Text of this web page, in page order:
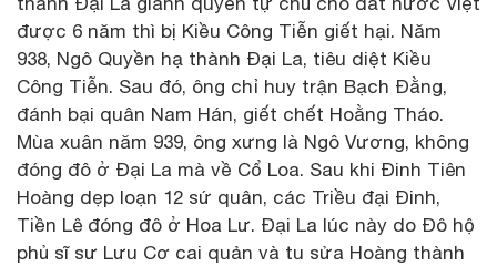
được 6 năm thì bị Kiều Công Tiễn giết hại. Năm
938, Ngô Quyền hạ thành Đại La, tiêu diệt Kiều
Công Tiễn. Sau đó, ông chỉ huy trận Bạch Đằng,
đánh bại quân Nam Hán, giết chết Hoằng Tháo.
Mùa xuân năm 939, ông xưng là Ngô Vương, không
đóng đô ở Đại La mà về Cổ Loa. Sau khi Đinh Tiên
Hoàng dẹp loạn 12 sứ quân, các Triều đại Đinh,
Tiền Lê đóng đô ở Hoa Lư. Đại La lúc này do Đô hộ
phủ sĩ sư Lưu Cơ cai quản và tu sửa Hoàng thành